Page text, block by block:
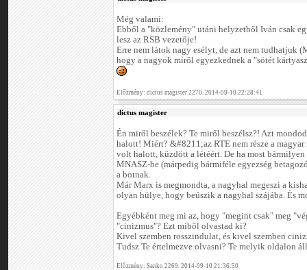
Még valami:
Ebből a "közlemény" utáni helyzetből Iván csak
lesz az RSB vezetője!
Erre nem látok nagy esélyt, de azt nem tudhatjuk
hogy a nagyok miről egyezkednek a "sötét
Előzmény: dictus magister 2270. 2014-09-10 22:28:41
dictus magister
Én miről beszélek? Te miről beszélsz?! Azt
halott! Miért? &#8211;az RTE nem része a
volt halott, küzdött a létéért. De ha most
MNASZ-be (márpedig bármiféle egyezség
a botnak.
Már Marx is megmondta, a nagyhal megeszi a
olyan hülye, hogy beúszik a nagyhal szájába. És
Egyébként meg mi az, hogy "megint csak" meg
"cinizmus"? Ezt miből olvastad ki?
Kivel szemben rosszindulat, és kivel szemben
Tudsz Te értelmezve olvasni? Te melyik oldalon
Előzmény: Sanko 2269. 2014-09-10 21:36:50